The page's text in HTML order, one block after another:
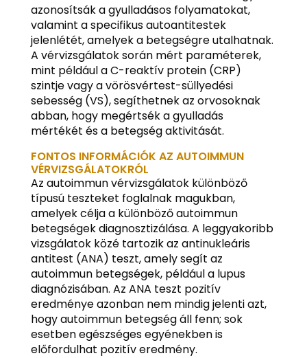
azonosítsák a gyulladásos folyamatokat,
valamint a specifikus autoantitestek
jelenlétét, amelyek a betegségre utalhatnak.
A vérvizsgálatok során mért paraméterek,
mint például a C-reaktív protein (CRP)
szintje vagy a vörösvértest-süllyedési
sebesség (VS), segíthetnek az orvosoknak
abban, hogy megértsék a gyulladás
mértékét és a betegség aktivitását.
FONTOS INFORMÁCIÓK AZ AUTOIMMUN
VÉRVIZSGÁLATOKRÓL
Az autoimmun vérvizsgálatok különböző
típusú teszteket foglalnak magukban,
amelyek célja a különböző autoimmun
betegségek diagnosztizálása. A leggyakoribb
vizsgálatok közé tartozik az antinukleáris
antitest (ANA) teszt, amely segít az
autoimmun betegségek, például a lupus
diagnózisában. Az ANA teszt pozitív
eredménye azonban nem mindig jelenti azt,
hogy autoimmun betegség áll fenn; sok
esetben egészséges egyénekben is
előfordulhat pozitív eredmény.